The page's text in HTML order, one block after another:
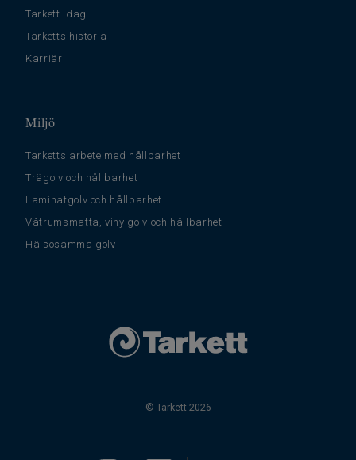
Tarkett idag
Tarketts historia
Karriär
Miljö
Tarketts arbete med hållbarhet
Trägolv och hållbarhet
Laminatgolv och hållbarhet
Våtrumsmatta, vinylgolv och hållbarhet
Hälsosamma golv
© Tarkett 2026